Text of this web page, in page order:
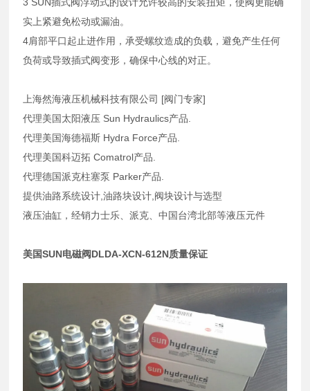
实上紧避免松动或漏油。
4肩部平口起止进作用，承受螺纹造成的负载，避免产生任何
负荷或导致插式阀变形，确保中心线的对正。
上海然海液压机械科技有限公司 [阀门专家]
代理美国太阳液压 Sun Hydraulics产品.
代理美国海德福斯 Hydra Force产品.
代理美国科迈拓 Comatrol产品.
代理德国派克柱塞泵 Parker产品.
提供油路系统设计,油路块设计,阀块设计与选型
液压油缸，经销力士乐、派克、中国台湾北部等液压元件
美国SUN电磁阀DLDA-XCN-612N质量保证